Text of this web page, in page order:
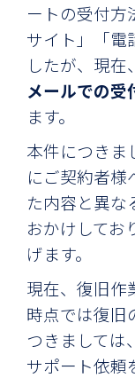
ートの受付方
サイト」「電
したが、現
メールでの受
ます。
本件につきま
にご契約者様
た内容と異な
おかけしてお
げます。
現在、復旧作
時点では復旧
つきましては
サポート依頼